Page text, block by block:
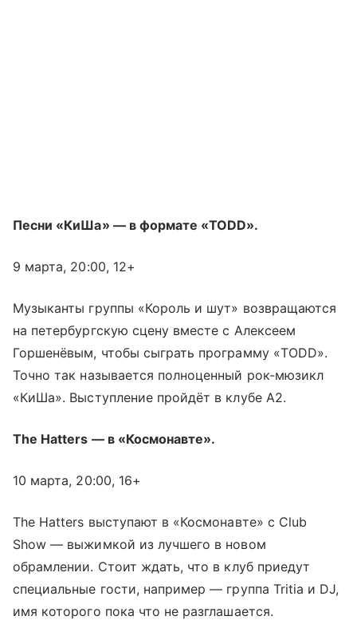
Песни «КиШа» — в формате «TODD».
9 марта, 20:00, 12+
Музыканты группы «Король и шут» возвращаются
на петербургскую сцену вместе с Алексеем
Горшенёвым, чтобы сыграть программу «TODD».
Точно так называется полноценный рок-мюзикл
«КиШа». Выступление пройдёт в клубе А2.
The Hatters — в «Космонавте».
10 марта, 20:00, 16+
The Hatters выступают в «Космонавте» с Club
Show — выжимкой из лучшего в новом
обрамлении. Стоит ждать, что в клуб приедут
специальные гости, например — группа Tritia и DJ,
имя которого пока что не разглашается.